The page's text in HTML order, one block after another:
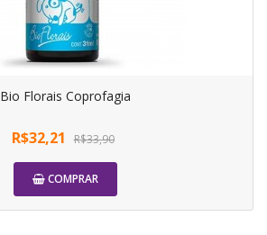
Bio Florais Coprofagia
R$32,21 R$33,90
COMPRAR